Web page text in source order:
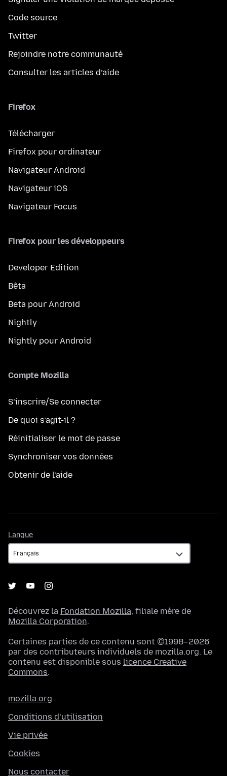
Code source
Twitter
Rejoindre notre communauté
Consulter les articles d’aide
Firefox
Télécharger
Firefox pour ordinateur
Navigateur Android
Navigateur iOS
Navigateur Focus
Firefox pour les développeurs
Developer Edition
Bêta
Beta pour Android
Nightly
Nightly pour Android
Compte Mozilla
S’inscrire/Se connecter
De quoi s’agit-il ?
Réinitialiser le mot de passe
Synchroniser vos données
Obtenir de l’aide
Langue
Découvrez la Fondation Mozilla, filiale mère de
Mozilla Corporation.
Certaines parties de ce contenu sont ©1998–2026
par des contributeurs individuels de mozilla.org. Le
contenu est disponible sous licence Creative
Commons.
mozilla.org
Conditions d’utilisation
Vie privée
Cookies
Nous contacter